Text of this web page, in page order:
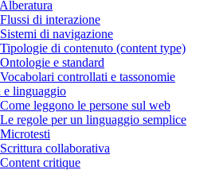
di interazione
di navigazione
di contenuto (content type)
e standard
controllati e tassonomie
e linguaggio
leggono le persone sul web
regole per un linguaggio semplice
collaborativa
critique